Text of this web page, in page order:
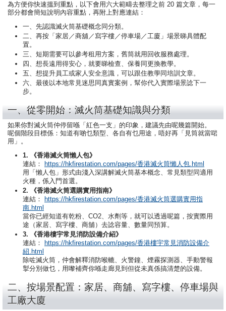
為方便你快速搵到重點，以下會用六大範疇去整理之前 20 篇文章，每一
部分都會簡短說明內容重點，再附上對應連結：
一、先認識滅火筒基礎概念同分類。
二、再按「家居／商舖／寫字樓／停車場／工廈」場景睇具體配
置。
三、短期需要可以參考租用方案，舊筒就用回收服務處理。
四、想長遠用得安心，就要睇檢查、保養同更換教學。
五、想提升員工或家人安全意識，可以跟住教學同培訓文章。
六、最後以本地常見迷思同真實案例，幫你代入實際場景諗下一
步。
一、從零開始：滅火筒基礎知識與分類
如果你對滅火筒仲停留喺「紅色一支」的印象，建議先由呢幾篇開始。
呢個階段目標係：知道有啲乜類型、各自有乜用途，唔好再「見筒就當啱
用」。
1. 《香港滅火筒懶人包》
連結：
https://hkfirestation.com/pages/香港滅火筒懶人包.html
用「懶人包」形式由淺入深講解滅火筒基本概念、常見類型同適用
火種，係入門首選。
2. 《香港滅火筒選購實用指南》
連結：
https://hkfirestation.com/pages/香港滅火筒選購實用指
南.html
當你已經知道有乾粉、CO2、水劑等，就可以透過呢篇，按實際用
途（家居、寫字樓、商舖）去諗容量、數量同預算。
3. 《香港樓宇常見消防設備介紹》
連結：
https://hkfirestation.com/pages/香港樓宇常見消防設備介
紹.html
除咗滅火筒，仲會解釋消防喉轆、火警鐘、煙霧探測器、手動警報
掣分別做乜，用嚟補齊你喺走廊見到但從未真係搞清楚的設備。
二、按場景配置：家居、商舖、寫字樓、停車場與
工廠大廈